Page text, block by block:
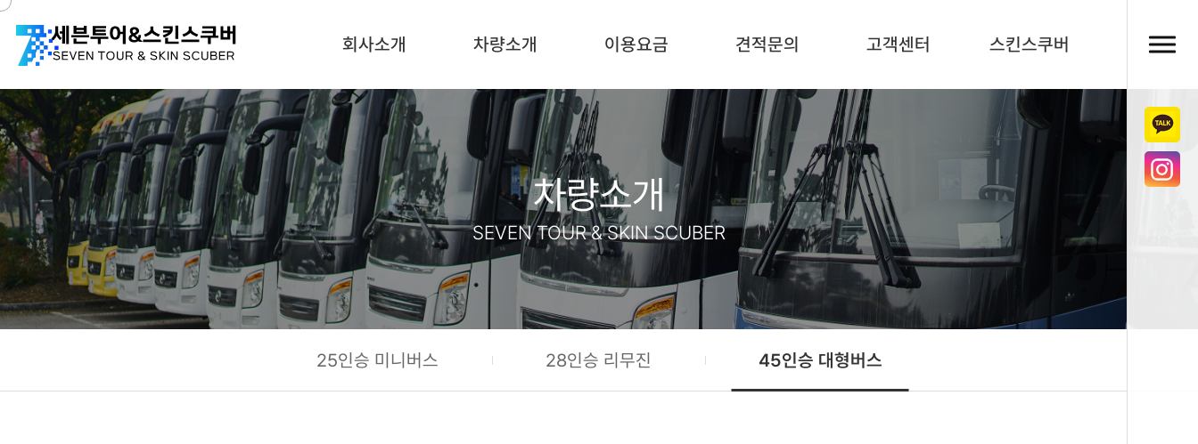
회사소개 차량소개 이용요금 견적문의 고객센터 스킨스쿠버
차량소개
SEVEN TOUR & SKIN SCUBER
25인승 미니버스 28인승 리무진 45인승 대형버스